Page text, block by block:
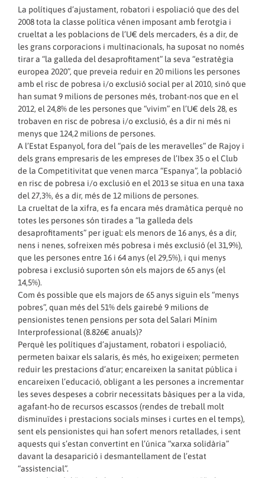
La polítiques d’ajustament, robatori i espoliació que des del
2008 tota la classe política vénen imposant amb ferotgia i
crueltat a les poblacions de l’U€ dels mercaders, és a dir, de
les grans corporacions i multinacionals, ha suposat no només
tirar a “la galleda del desaprofitament” la seva “estratègia
europea 2020”, que preveia reduir en 20 milions les persones
amb el risc de pobresa i/o exclusió social per al 2010, sinó que
han sumat 9 milions de persones més, trobant-nos que en el
2012, el 24,8% de les persones que “vivim” en l’U€ dels 28, es
trobaven en risc de pobresa i/o exclusió, és a dir ni més ni
menys que 124,2 milions de persones.
A l’Estat Espanyol, fora del “país de les meravelles” de Rajoy i
dels grans empresaris de les empreses de l’Ibex 35 o el Club
de la Competitivitat que venen marca “Espanya”, la població
en risc de pobresa i/o exclusió en el 2013 se situa en una taxa
del 27,3%, és a dir, més de 12 milions de persones.
La crueltat de la xifra, es fa encara més dramàtica perquè no
totes les persones són tirades a “la galleda dels
desaprofitaments” per igual: els menors de 16 anys, és a dir,
nens i nenes, sofreixen més pobresa i més exclusió (el 31,9%),
que les persones entre 16 i 64 anys (el 29,5%), i qui menys
pobresa i exclusió suporten són els majors de 65 anys (el
14,5%).
Com és possible que els majors de 65 anys siguin els “menys
pobres”, quan més del 51% dels gairebé 9 milions de
pensionistes tenen pensions per sota del Salari Mínim
Interprofessional (8.826€ anuals)?
Perquè les polítiques d’ajustament, robatori i espoliació,
permeten baixar els salaris, és més, ho exigeixen; permeten
reduir les prestacions d’atur; encareixen la sanitat pública i
encareixen l’educació, obligant a les persones a incrementar
les seves despeses a cobrir necessitats bàsiques per a la vida,
agafant-ho de recursos escassos (rendes de treball molt
disminuïdes i prestacions socials minses i curtes en el temps),
sent els pensionistes qui han sofert menors retallades, i sent
aquests qui s’estan convertint en l’única “xarxa solidària”
davant la desaparició i desmantellament de l’estat
“assistencial”.